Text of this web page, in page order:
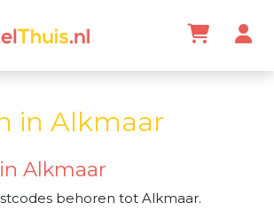
in Alkmaar
Alkmaar
behoren tot Alkmaar.